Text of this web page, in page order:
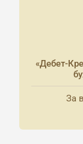
«Дебет-
За